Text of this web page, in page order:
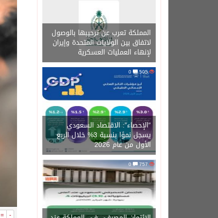
المملكة تعرب عن ترحيبها بالوصول
لاتفاق بين الولايات المتحدة وإيران
لإنهاء العمليات العسكرية
505
“الإحصاء”: الاقتصاد السعودي
يسجل نموًا بنسبة 3% خلال الربع
الأول من عام 2026
757
0
= -